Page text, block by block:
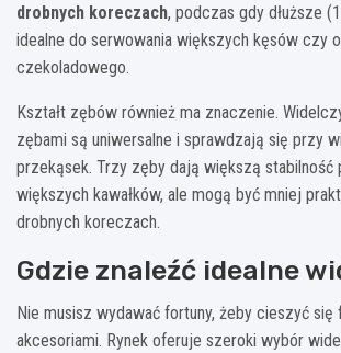
drobnych koreczach, podczas gdy dłuższe
idealne do serwowania większych kęsów czy
czekoladowego.
Kształt zębów również ma znaczenie.
zębami są uniwersalne i sprawdzają się przy
przekąsek. Trzy zęby dają większą stabilność
większych kawałków, ale mogą być mniej
drobnych koreczach.
Gdzie znaleźć idealne
Nie musisz wydawać fortuny, żeby cieszyć się
akcesoriami. Rynek oferuje szeroki wybór